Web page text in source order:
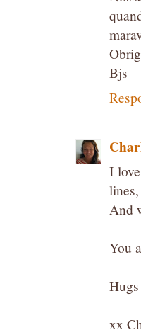
Bjs
I
And
You
xx